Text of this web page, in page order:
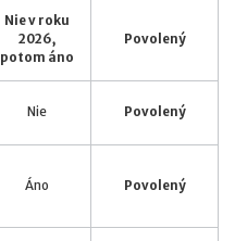
Nie v roku
2026,
potom áno
Povolený
Nie Povolený
Áno Povolený